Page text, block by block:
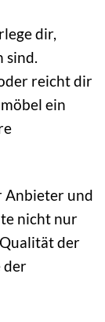
dir,
sind.
reicht dir
ein
Anbieter und
nicht nur
der
der